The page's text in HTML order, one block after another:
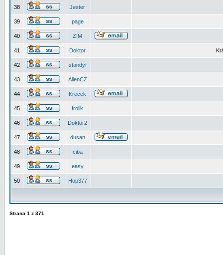
38 Jester
39 page
40 ZIM
41 Doktor
42 standyf
43 AlienCZ
44 Krecek
45 frolik
46 Doktor2
47 dusan
48 ciba
49 easy
50 Hop377
Strana 1 z 371